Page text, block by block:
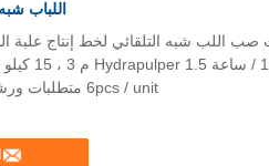
اللباب
6pcs / unit متطلبات ورشة العمل ورشة عمل ≥200 ...